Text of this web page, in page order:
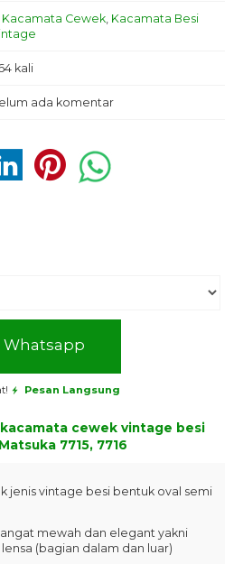
Kacamata Cewek, Kacamata Besi
kali
ada komentar
Whatsapp
Pesan Langsung
kacamata cewek vintage besi
7715, 7716
jenis vintage besi bentuk oval semi
mewah dan elegant yakni
(bagian dalam dan luar)